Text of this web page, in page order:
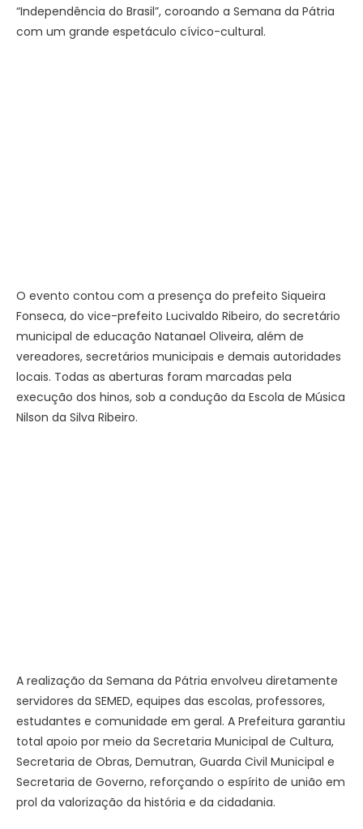
“Independência do Brasil”, coroando a Semana da Pátria
com um grande espetáculo cívico-cultural.
O evento contou com a presença do prefeito Siqueira
Fonseca, do vice-prefeito Lucivaldo Ribeiro, do secretário
municipal de educação Natanael Oliveira, além de
vereadores, secretários municipais e demais autoridades
locais. Todas as aberturas foram marcadas pela
execução dos hinos, sob a condução da Escola de Música
Nilson da Silva Ribeiro.
A realização da Semana da Pátria envolveu diretamente
servidores da SEMED, equipes das escolas, professores,
estudantes e comunidade em geral. A Prefeitura garantiu
total apoio por meio da Secretaria Municipal de Cultura,
Secretaria de Obras, Demutran, Guarda Civil Municipal e
Secretaria de Governo, reforçando o espírito de união em
prol da valorização da história e da cidadania.